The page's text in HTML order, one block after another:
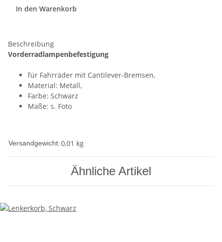
In den Warenkorb
Beschreibung
Vorderradlampenbefestigung
für Fahrräder mit Cantilever-Bremsen,
Material: Metall,
Farbe: Schwarz
Maße: s. Foto
Versandgewicht:0,01 kg
Ähnliche Artikel